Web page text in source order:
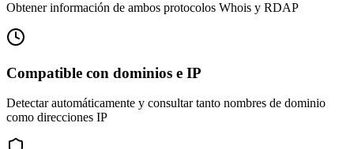
Obtener información de ambos protocolos Whois y RDAP
Compatible con dominios e IP
Detectar automáticamente y consultar tanto nombres de dominio
como direcciones IP